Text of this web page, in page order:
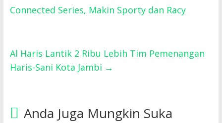
Connected Series, Makin Sporty dan Racy
Al Haris Lantik 2 Ribu Lebih Tim Pemenangan
Haris-Sani Kota Jambi →
Anda Juga Mungkin Suka